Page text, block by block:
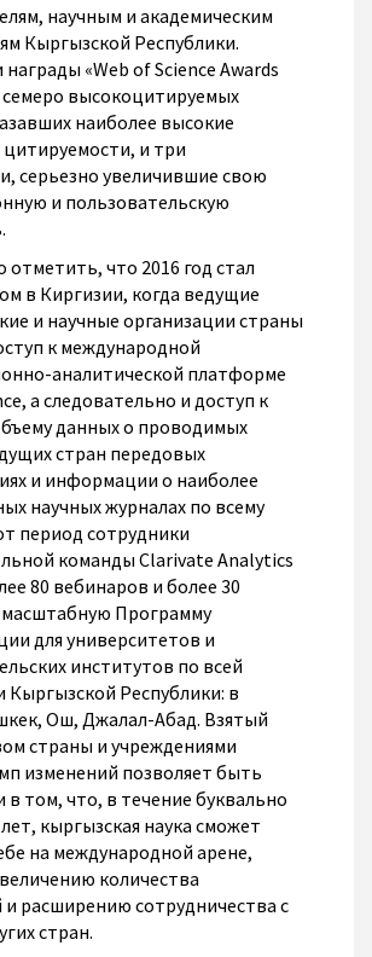
научным и академическим
Кыргызской Республики.
«Web of Science Awards
семеро высокоцитируемых
наиболее высокие
цитируемости, и три
серьезно увеличившие свою
и пользовательскую
что 2016 год стал
в Киргизии, когда ведущие
и научные организации страны
к международной
аналитической платформе
а следовательно и доступ к
данных о проводимых
стран передовых
и информации о наиболее
научных журналах по всему
период сотрудники
команды Clarivate Analytics
80 вебинаров и более 30
Программу
для университетов и
институтов по всей
Кыргызской Республики: в
Ош, Джалал-Абад. Взятый
страны и учреждениями
изменений позволяет быть
том, что, в течение буквально
кыргызская наука сможет
на международной арене,
количества
и расширению сотрудничества с
стран.